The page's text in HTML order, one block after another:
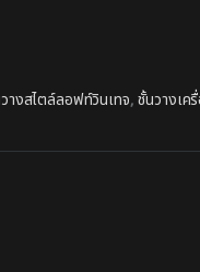
างสไตล์ลอฟท์วินเทจ,ชั้นวางเค